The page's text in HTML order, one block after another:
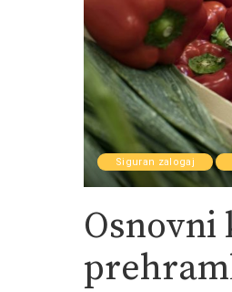
Siguran zalogaj
Osnovni